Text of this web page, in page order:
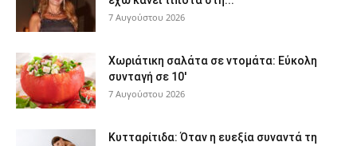
7 Αυγούστου 2026
Χωριάτικη σαλάτα σε ντομάτα: Εύκολη
συνταγή σε 10′
7 Αυγούστου 2026
Κυτταρίτιδα: Όταν η ευεξία συναντά τη